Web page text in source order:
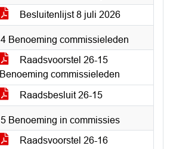
Besluitenlijst 8 juli 2026
4 Benoeming commissieleden
Raadsvoorstel 26-15
Benoeming commissieleden
Raadsbesluit 26-15
5 Benoeming in commissies
Raadsvoorstel 26-16